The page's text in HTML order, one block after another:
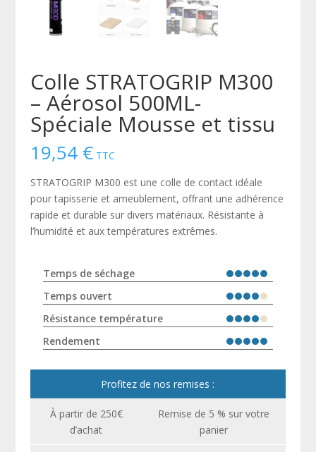
Colle STRATOGRIP M300
– Aérosol 500ML-
Spéciale Mousse et tissu
19,54 € TTC
STRATOGRIP M300 est une colle de contact idéale
pour tapisserie et ameublement, offrant une adhérence
rapide et durable sur divers matériaux. Résistante à
l’humidité et aux températures extrêmes.
Temps de séchage
Temps ouvert
Résistance température
Rendement
Profitez de nos remises :
À partir de 250€
d’achat
Remise de 5 % sur votre
panier